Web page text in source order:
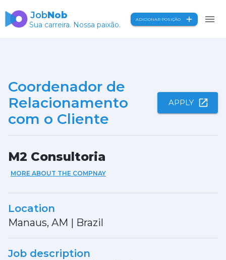
JobNob
Sua carreira. Nossa paixão.
ADICIONAR POSIÇÃO
Coordenador de
Relacionamento
com o Cliente
APPLY
M2 Consultoria
MORE ABOUT THE COMPNAY
Location
Manaus, AM | Brazil
Job description